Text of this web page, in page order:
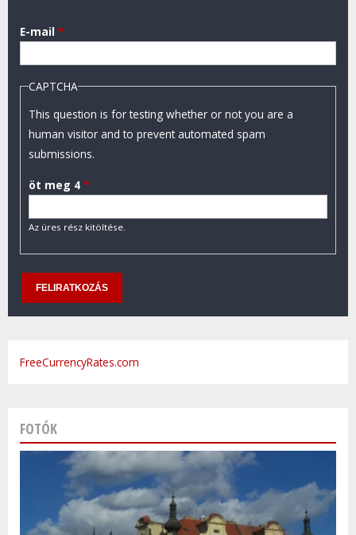
E-mail *
CAPTCHA
This question is for testing whether or not you are a
human visitor and to prevent automated spam
submissions.
öt meg 4 *
Az üres rész kitöltése.
FreeCurrencyRates.com
FOTÓK